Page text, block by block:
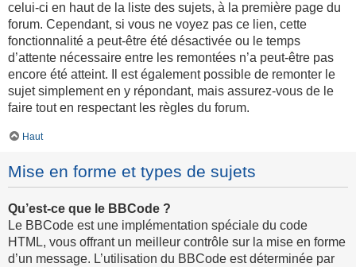
celui-ci en haut de la liste des sujets, à la première page du
forum. Cependant, si vous ne voyez pas ce lien, cette
fonctionnalité a peut-être été désactivée ou le temps
d’attente nécessaire entre les remontées n’a peut-être pas
encore été atteint. Il est également possible de remonter le
sujet simplement en y répondant, mais assurez-vous de le
faire tout en respectant les règles du forum.
Haut
Mise en forme et types de sujets
Qu’est-ce que le BBCode ?
Le BBCode est une implémentation spéciale du code
HTML, vous offrant un meilleur contrôle sur la mise en forme
d’un message. L’utilisation du BBCode est déterminée par